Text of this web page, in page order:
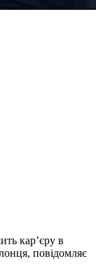
кар’єру в
повідомляє